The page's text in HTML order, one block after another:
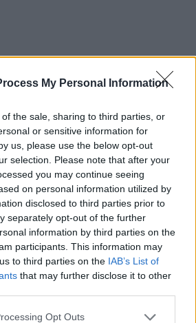
My Personal Information
the sale, sharing to third parties, or
or sensitive information for
us, please use the below opt-out
selection. Please note that after your
you may continue seeing
on personal information utilized by
disclosed to third parties prior to
separately opt-out of the further
information by third parties on the
participants. This information may
to third parties on the IAB’s List of
that may further disclose it to other
Opt Outs
gifting, cioè l’invio dei
del web, è quello di
pacchi diventano numerosi, si
vera e propria gestione di
diretti sul ritorno
marginalità.
Insider, alcuni influencer
ricevuti come se fossero parte
personale. Alcune micro
traccia di ogni prodotto in un
se conservarlo o
di coloro che rivendono
spiega il sito, non sono